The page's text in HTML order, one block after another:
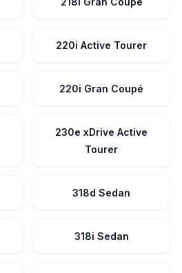
220i Active Tourer
220i Gran Coupé
230e xDrive Active
Tourer
318d Sedan
318i Sedan